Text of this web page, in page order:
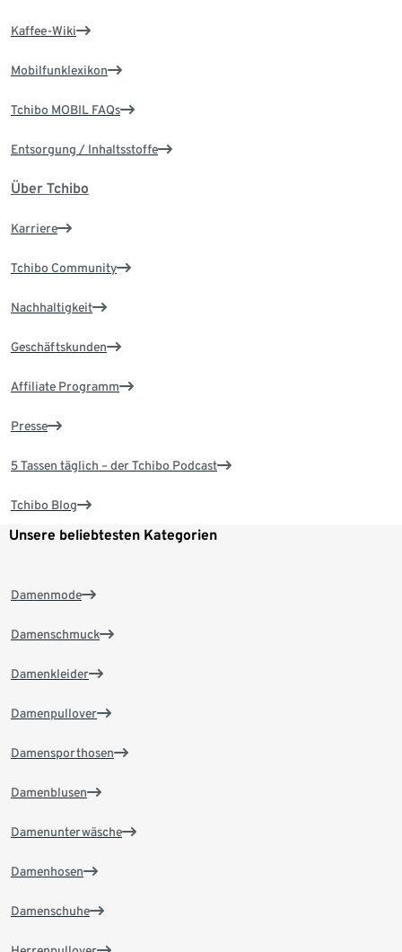
Kaffee-Wiki
Mobilfunklexikon
Tchibo MOBIL FAQs
Entsorgung / Inhaltsstoffe
Über Tchibo
Karriere
Tchibo Community
Nachhaltigkeit
Geschäftskunden
Affiliate Programm
Presse
5 Tassen täglich – der Tchibo Podcast
Tchibo Blog
Unsere beliebtesten Kategorien
Damenmode
Damenschmuck
Damenkleider
Damenpullover
Damensporthosen
Damenblusen
Damenunterwäsche
Damenhosen
Damenschuhe